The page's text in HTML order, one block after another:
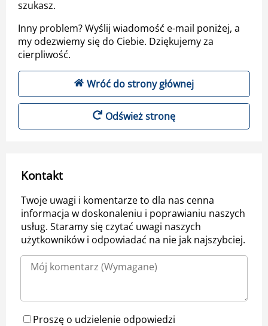
szukasz.
Inny problem? Wyślij wiadomość e-mail poniżej, a
my odezwiemy się do Ciebie. Dziękujemy za
cierpliwość.
Wróć do strony głównej
Odśwież stronę
Kontakt
Twoje uwagi i komentarze to dla nas cenna
informacja w doskonaleniu i poprawianiu naszych
usług. Staramy się czytać uwagi naszych
użytkowników i odpowiadać na nie jak najszybciej.
Proszę o udzielenie odpowiedzi